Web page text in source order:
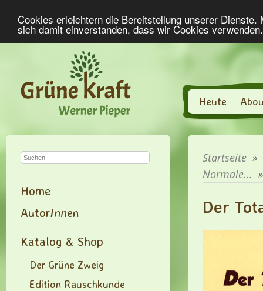
Cookies erleichtern die Bereitstellung unserer
sich damit einverstanden, dass wir Cookies
Heute
Home
AutorInnen
Katalog & Shop
Der Grüne Zweig
Edition Rauschkunde
Startseite »
Normale...
Der